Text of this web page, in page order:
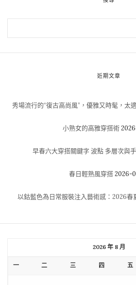
近期文章
秀場流行的“復古高尚風”，優雅又時髦，太
小熟女的高雅穿搭術
早春六大穿搭關鍵字 波點 多層次與
春日輕熟風穿搭 2026-
以鈷藍色為日常服裝注入藝術感：2026春
2026 年 8 月
一 二 三 四 五